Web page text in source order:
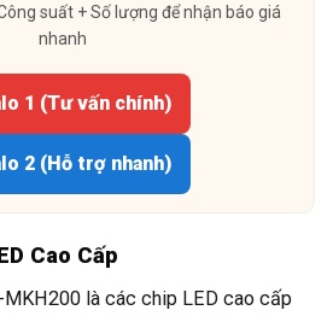
suất + Số lượng để nhận báo giá
nhanh
1 (Tư vấn chính)
2 (Hỗ trợ nhanh)
Cao Cấp
là các chip LED cao cấp